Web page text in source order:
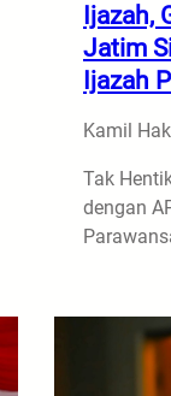
Ijazah,
Jatim
Ijazah
Kamil
Tak
dengan